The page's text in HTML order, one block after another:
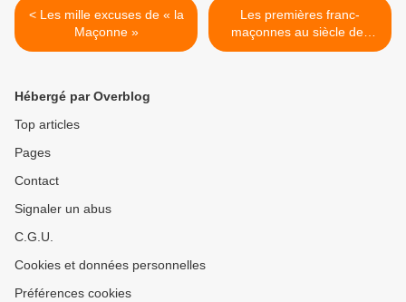
< Les mille excuses de « la
Maçonne »
Les premières franc-
maçonnes au siècle des
Lumières de Janet Burke &
Hébergé par Overblog
Top articles
Pages
Contact
Signaler un abus
C.G.U.
Cookies et données personnelles
Préférences cookies